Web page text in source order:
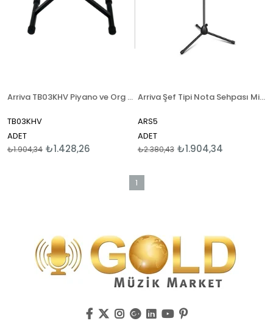
Arriva TB03KHV Piyano ve Org Taburesi Kahverengi
TB03KHV
ADET
₺1.428,26
₺1.904,34
Arriva Şef Tipi Nota Sehpası Mikrafon Tutuculu
ARS5
ADET
₺1.904,34
₺2.380,43
1